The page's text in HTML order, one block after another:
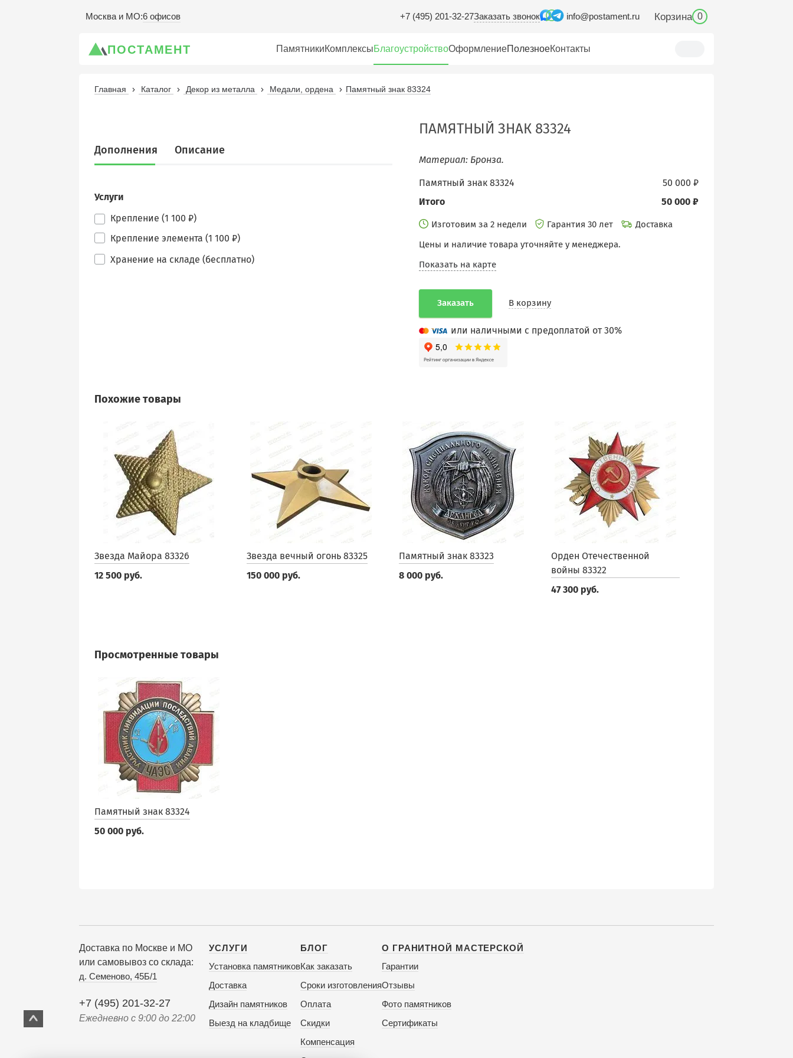
Москва и МО:6 офисов +7 (495) 201-32-27Заказать звонок info@postament.ru Корзина 0
ПОСТАМЕНТ ПамятникиКомплексыБлагоустройствоОформлениеПолезноеКонтакты
Главная Каталог Декор из металла Медали, ордена Памятный знак 83324
Дополнения Описание
Услуги
Крепление (1 100 ₽)
Крепление элемента (1 100 ₽)
Хранение на складе (бесплатно)
ПАМЯТНЫЙ ЗНАК 83324
Материал: Бронза.
50 000 ₽
Памятный знак 83324
50 000 ₽
Итого
Изготовим за 2 недели Гарантия 30 лет
Доставка
Цены и наличие товара уточняйте у менеджера.
Показать на карте
Заказать В корзину
или наличными с предоплатой от 30%
Похожие товары
Звезда Майора 83326
12 500 руб.
Звезда вечный огонь 83325
150 000 руб.
Памятный знак 83323
8 000 руб.
Орден Отечественной
войны 83322
47 300 руб.
Просмотренные товары
Памятный знак 83324
50 000 руб.
Доставка по Москве и МО
или самовывоз со склада:
д. Семеново, 45Б/1
+7 (495) 201-32-27
Ежедневно с 9:00 до 22:00
УСЛУГИ
Установка памятников
Доставка
Дизайн памятников
Выезд на кладбище
БЛОГ
Как заказать
Сроки изготовления
Оплата
Скидки
Компенсация
О ГРАНИТНОЙ МАСТЕРСКОЙ
Гарантии
Отзывы
Фото памятников
Сертификаты